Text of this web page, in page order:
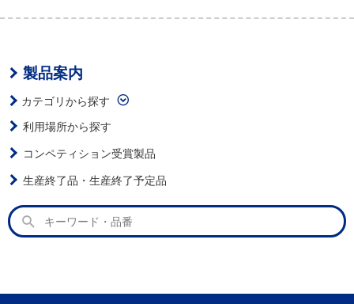
製品案内
カテゴリから探す
利用場所から探す
コンペティション受賞製品
生産終了品・生産終了予定品